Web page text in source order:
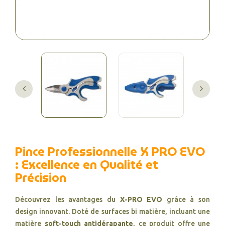
Pince Professionnelle X PRO EVO
: Excellence en Qualité et
Précision
Découvrez les avantages du X-PRO EVO grâce à son
design innovant. Doté de surfaces bi matière, incluant une
matière soft-touch antidérapante, ce produit offre une